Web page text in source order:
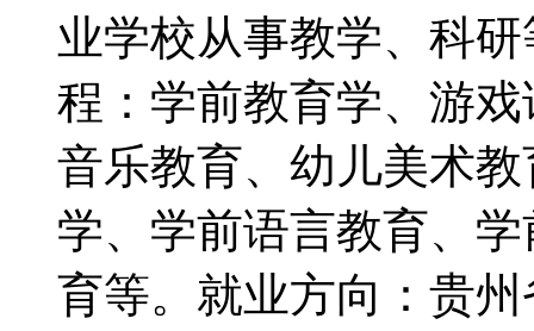
业学校从事教学、科
程：学前教育学、游
音乐教育、幼儿美术
学、学前语言教育、
育等。就业方向：贵